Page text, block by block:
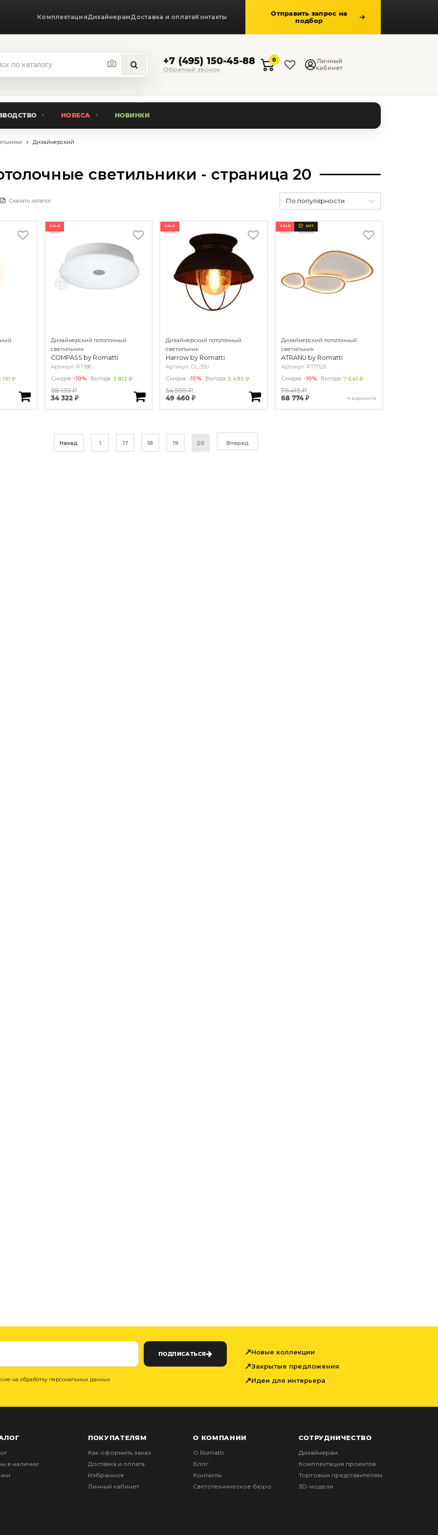
КомплектацияДизайнерамДоставка и оплатаКонтакты
Отправить запрос на
подбор
+7 (495) 150-45-88
Обратный звонок
0
Личный
кабинет
HORECA НОВИНКИ
Дизайнерский
светильники - страница 20
Скачать каталог По популярности
191 ₽
SALE
Дизайнерский потолочный
светильник
COMPASS by Romatti
Артикул: PT186
Скидка: -10% Выгода: 3 813 ₽
38 135 ₽
34 322 ₽
SALE
Дизайнерский потолочный
светильник
Harrow by Romatti
Артикул: GL-350
Скидка: -10% Выгода:5 495 ₽
54 955 ₽
49 460 ₽
SALE ХИТ
Дизайнерский потолочный
светильник
ATRANU by Romatti
Артикул: PT17126
Скидка: -10% Выгода: 7 641 ₽
76 415 ₽
68 774 ₽
4 варианта
Назад 1 17 18 19 20 Вперед
ПОДПИСАТЬСЯ
на обработку персональных данных
Новые коллекции
Закрытые предложения
Идеи для интерьера
в наличии
ПОКУПАТЕЛЯМ
Как оформить заказ
Доставка и оплата
Избранное
Личный кабинет
О КОМПАНИИ
О Romatti
Блог
Контакты
Светотехническое бюро
СОТРУДНИЧЕСТВО
Дизайнерам
Комплектация проектов
Торговым представителям
3D-модели